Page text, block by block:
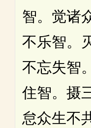
智。觉诸
不乐智。
不忘失智
住智。摄
怠众生不